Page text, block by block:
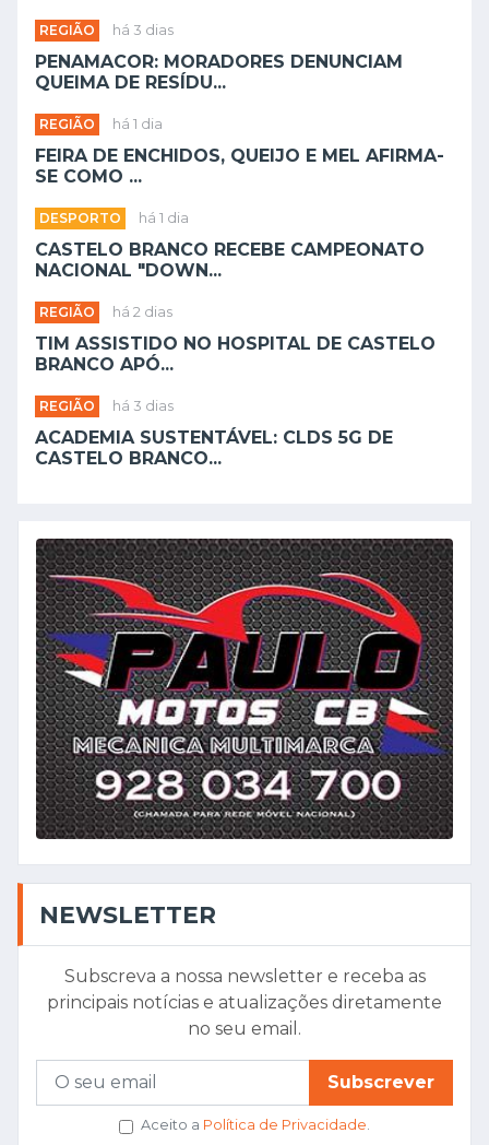
REGIÃO há 3 dias
PENAMACOR: MORADORES DENUNCIAM
QUEIMA DE RESÍDU...
REGIÃO há 1 dia
FEIRA DE ENCHIDOS, QUEIJO E MEL AFIRMA-
SE COMO ...
DESPORTO há 1 dia
CASTELO BRANCO RECEBE CAMPEONATO
NACIONAL "DOWN...
REGIÃO há 2 dias
TIM ASSISTIDO NO HOSPITAL DE CASTELO
BRANCO APÓ...
REGIÃO há 3 dias
ACADEMIA SUSTENTÁVEL: CLDS 5G DE
CASTELO BRANCO...
NEWSLETTER
Subscreva a nossa newsletter e receba as
principais notícias e atualizações diretamente
no seu email.
Subscrever
Aceito a Política de Privacidade